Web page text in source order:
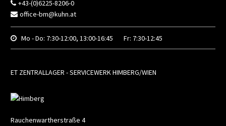
+43-(0)6225-8206-0
office-bm@kuhn.at
Mo - Do: 7:30-12:00, 13:00-16:45 Fr: 7:30-12:45
ET ZENTRALLAGER - SERVICEWERK HIMBERG/WIEN
Rauchenwartherstraße 4